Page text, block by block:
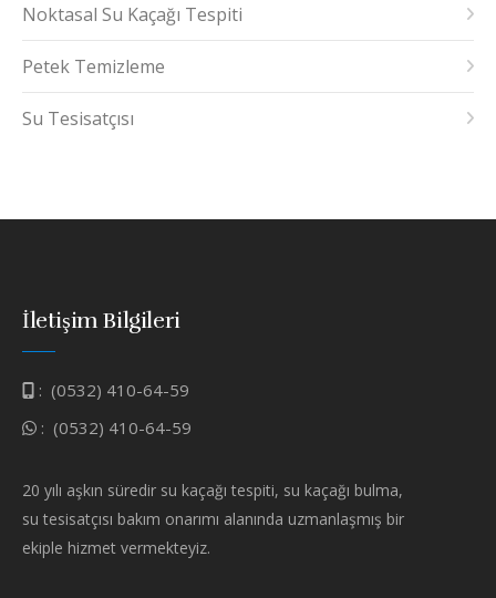
Noktasal Su Kaçağı Tespiti
Petek Temizleme
Su Tesisatçısı
İletişim Bilgileri
: (0532) 410-64-59
: (0532) 410-64-59
20 yılı aşkın süredir su kaçağı tespiti, su kaçağı bulma,
su tesisatçısı bakım onarımı alanında uzmanlaşmış bir
ekiple hizmet vermekteyiz.